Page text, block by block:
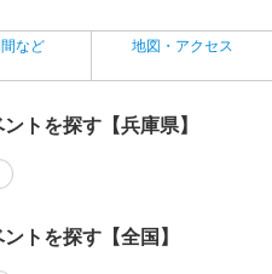
など 地図・アクセス
トを探す【兵庫県】
トを探す【全国】